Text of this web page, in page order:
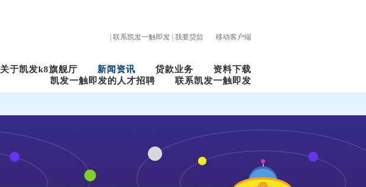
移动客户端
联系凯发一触即发 我要贷款
关于凯发k8旗舰厅 新闻资讯 贷款业务
资料下载
凯发一触即发的人才招聘
联系凯发一触即发